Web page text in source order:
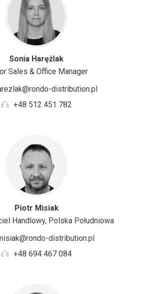
Sonia Harężlak
Sales & Office Manager
distribution.pl
+48 512 451 782
Piotr Misiak
Handlowy, Polska Południowa
distribution.pl
+48 694 467 084